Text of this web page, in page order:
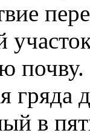
гряда
в